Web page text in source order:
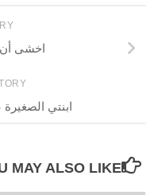
اخشى أن
ابنتي
MAY ALSO LIKE...